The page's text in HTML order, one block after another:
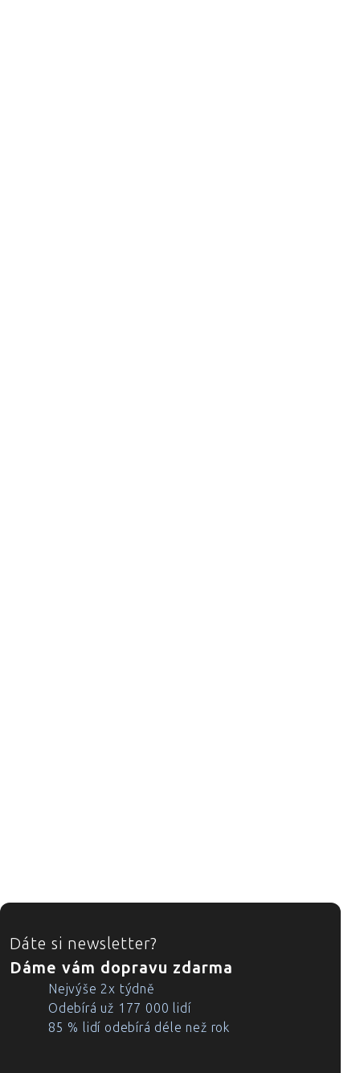
ZÁPATÍ
Dáte si newsletter?
Dáme vám dopravu zdarma
Nejvýše 2x týdně
Odebírá už 177 000 lidí
85 % lidí odebírá déle než rok